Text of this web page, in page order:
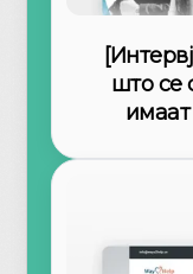
што се